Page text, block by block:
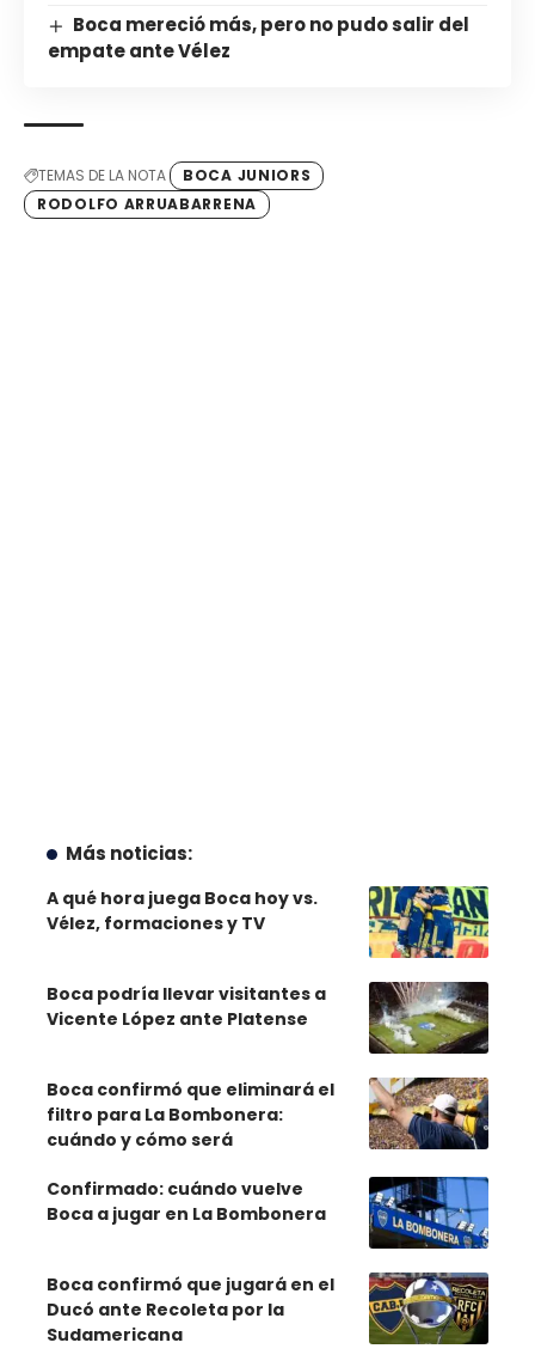
Boca mereció más, pero no pudo salir del
empate ante Vélez
TEMAS DE LA NOTA
BOCA JUNIORS
RODOLFO ARRUABARRENA
Más noticias:
A qué hora juega Boca hoy vs.
Vélez, formaciones y TV
Boca podría llevar visitantes a
Vicente López ante Platense
Boca confirmó que eliminará el
filtro para La Bombonera:
cuándo y cómo será
Confirmado: cuándo vuelve
Boca a jugar en La Bombonera
Boca confirmó que jugará en el
Ducó ante Recoleta por la
Sudamericana